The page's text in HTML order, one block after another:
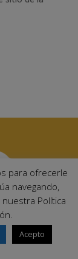
1 C.P:
para ofrecerle
navegando,
Política
Acepto